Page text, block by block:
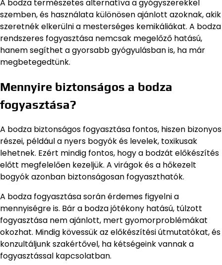
A bodza természetes alternatíva a gyógyszerekkel
szemben, és használata különösen ajánlott azoknak, akik
szeretnék elkerülni a mesterséges kemikáliákat. A bodza
rendszeres fogyasztása nemcsak megelőző hatású,
hanem segíthet a gyorsabb gyógyulásban is, ha már
megbetegedtünk.
Mennyire biztonságos a bodza
fogyasztása?
A bodza biztonságos fogyasztása fontos, hiszen bizonyos
részei, például a nyers bogyók és levelek, toxikusak
lehetnek. Ezért mindig fontos, hogy a bodzát előkészítés
előtt megfelelően kezeljük. A virágok és a hőkezelt
bogyók azonban biztonságosan fogyaszthatók.
A bodza fogyasztása során érdemes figyelni a
mennyiségre is. Bár a bodza jótékony hatású, túlzott
fogyasztása nem ajánlott, mert gyomorproblémákat
okozhat. Mindig kövessük az előkészítési útmutatókat, és
konzultáljunk szakértővel, ha kétségeink vannak a
fogyasztással kapcsolatban.